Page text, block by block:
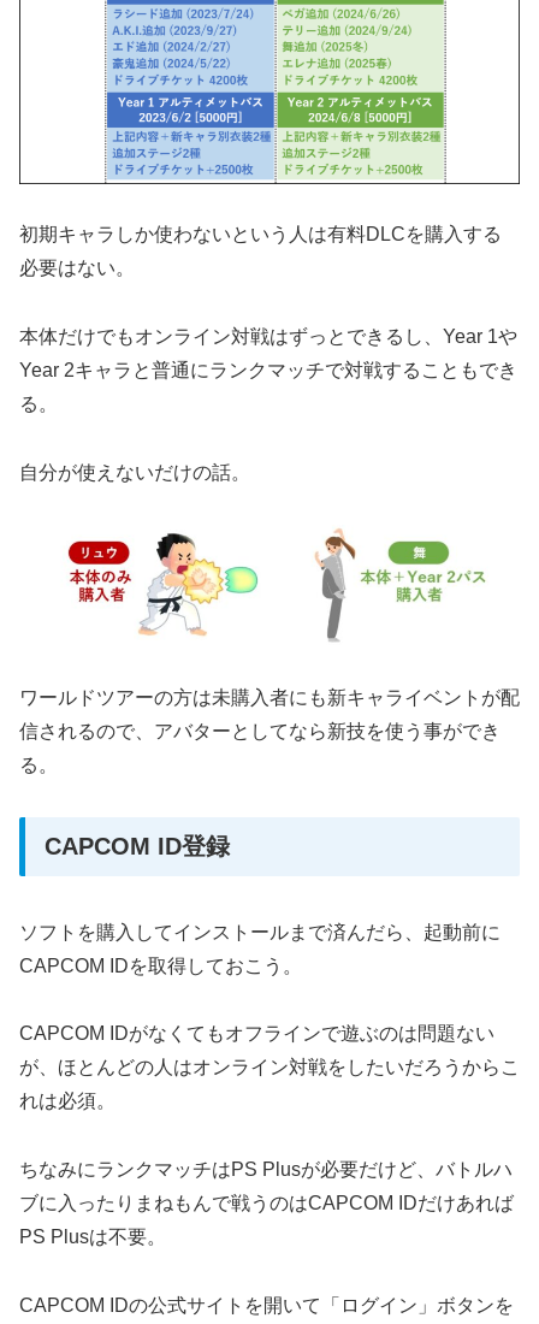
初期キャラしか使わないという人は有料DLCを購入する
必要はない。
本体だけでもオンライン対戦はずっとできるし、Year 1や
Year 2キャラと普通にランクマッチで対戦することもでき
る。
自分が使えないだけの話。
ワールドツアーの方は未購入者にも新キャライベントが配
信されるので、アバターとしてなら新技を使う事ができ
る。
CAPCOM ID登録
ソフトを購入してインストールまで済んだら、起動前に
CAPCOM IDを取得しておこう。
CAPCOM IDがなくてもオフラインで遊ぶのは問題ない
が、ほとんどの人はオンライン対戦をしたいだろうからこ
れは必須。
ちなみにランクマッチはPS Plusが必要だけど、バトルハ
ブに入ったりまねもんで戦うのはCAPCOM IDだけあれば
PS Plusは不要。
CAPCOM IDの公式サイトを開いて「ログイン」ボタンを